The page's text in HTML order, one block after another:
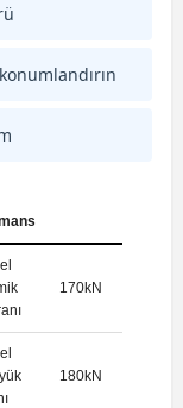
170kN
180kN